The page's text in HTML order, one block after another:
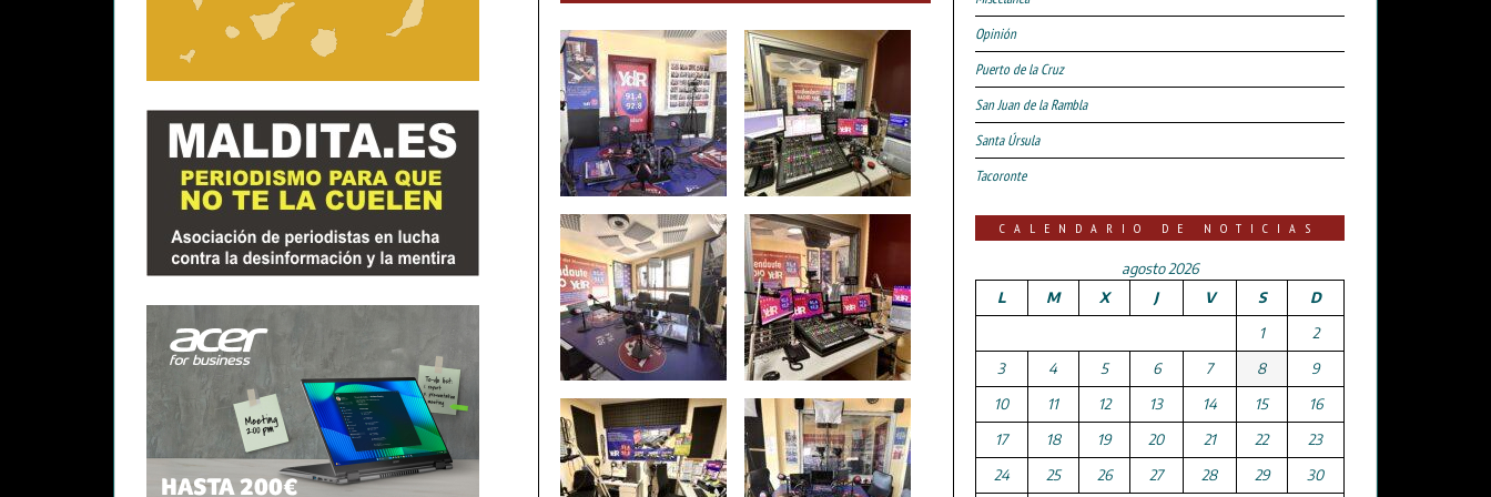
Opinión
Puerto de la Cruz
San Juan de la Rambla
Santa Úrsula
Tacoronte
CALENDARIO DE NOTICIAS
agosto 2026
L
M X J V S
D
1
2
3
4 5 6 7 8
9
10
11 12 13 14 15
16
17
18 19 20 21 22
23
24
25 26 27 28 29 30